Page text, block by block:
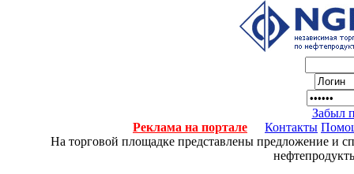
Забыл
Реклама на портале
Контакты
На торговой площадке представлены предложение и